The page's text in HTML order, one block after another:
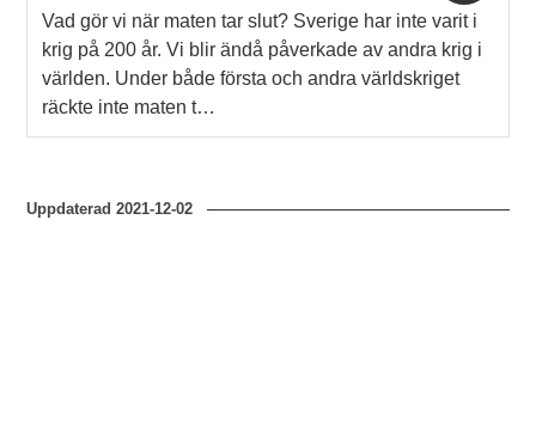
Vad gör vi när maten tar slut? Sverige har inte varit i
krig på 200 år. Vi blir ändå påverkade av andra krig i
världen. Under både första och andra världskriget
räckte inte maten t…
Uppdaterad2021-12-02